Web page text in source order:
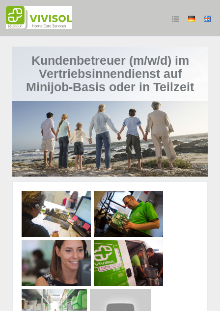
Kundenbetreuer (m/w/d) im
Vertriebsinnendienst auf
Minijob-Basis oder in Teilzeit